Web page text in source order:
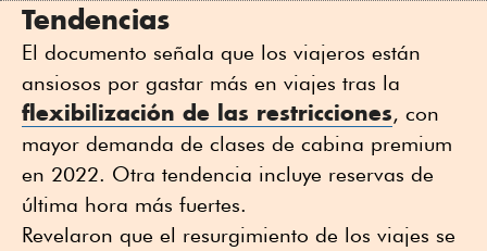
Tendencias
El documento señala que los viajeros están
ansiosos por gastar más en viajes tras la
flexibilización de las restricciones, con
mayor demanda de clases de cabina premium
en 2022. Otra tendencia incluye reservas de
última hora más fuertes.
Revelaron que el resurgimiento de los viajes se